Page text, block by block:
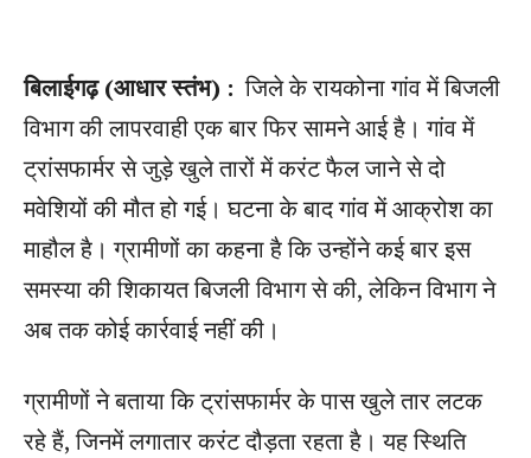
बिलाईगढ़ (आधार स्तंभ) : जिले के रायकोना गांव में बिजली
विभाग की लापरवाही एक बार फिर सामने आई है। गांव में
ट्रांसफार्मर से जुड़े खुले तारों में करंट फैल जाने से दो
मवेशियों की मौत हो गई। घटना के बाद गांव में आक्रोश का
माहौल है। ग्रामीणों का कहना है कि उन्होंने कई बार इस
समस्या की शिकायत बिजली विभाग से की, लेकिन विभाग ने
अब तक कोई कार्रवाई नहीं की।
ग्रामीणों ने बताया कि ट्रांसफार्मर के पास खुले तार लटक
रहे हैं, जिनमें लगातार करंट दौड़ता रहता है। यह स्थिति